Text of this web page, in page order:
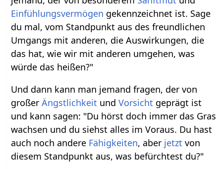
Einfühlungsvermögen gekennzeichnet ist. Sage
du mal, vom Standpunkt aus des freundlichen
Umgangs mit anderen, die Auswirkungen, die
das hat, wie wir mit anderen umgehen, was
würde das heißen?"
Und dann kann man jemand fragen, der von
großerÄngstlichkeit undVorsicht geprägt ist
und kann sagen: "Du hörst doch immer das Gras
wachsen und du siehst alles im Voraus. Du hast
auch noch andere Fähigkeiten, aber jetzt von
diesem Standpunkt aus, was befürchtest du?"